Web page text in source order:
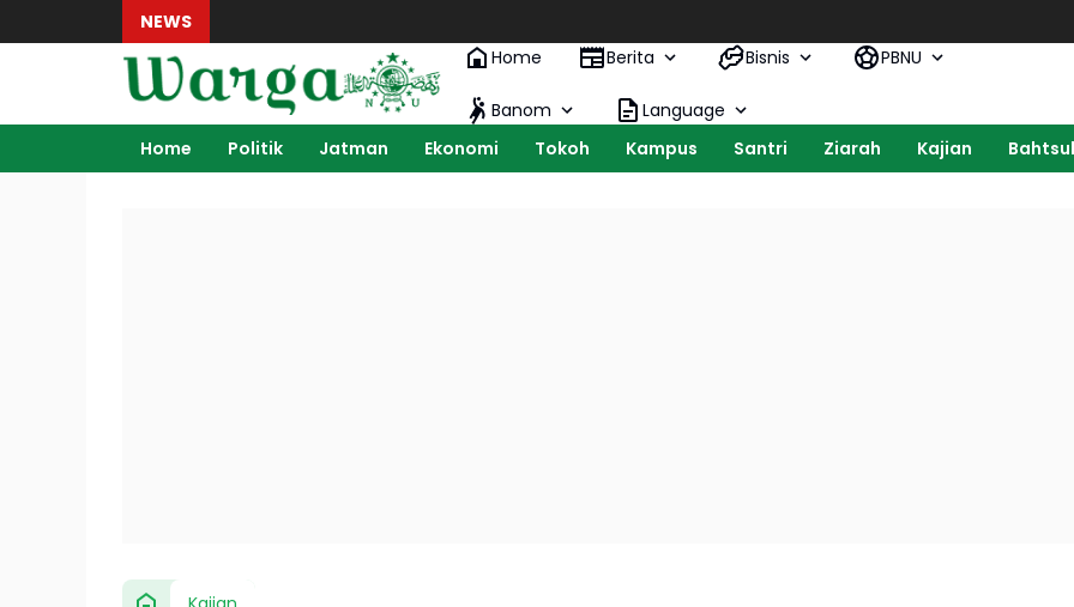
NEWS
Home
Berita Bisnis PBNU
Banom
Language
Home
Politik Jatman Ekonomi Tokoh Kampus Santri Ziarah Kajian